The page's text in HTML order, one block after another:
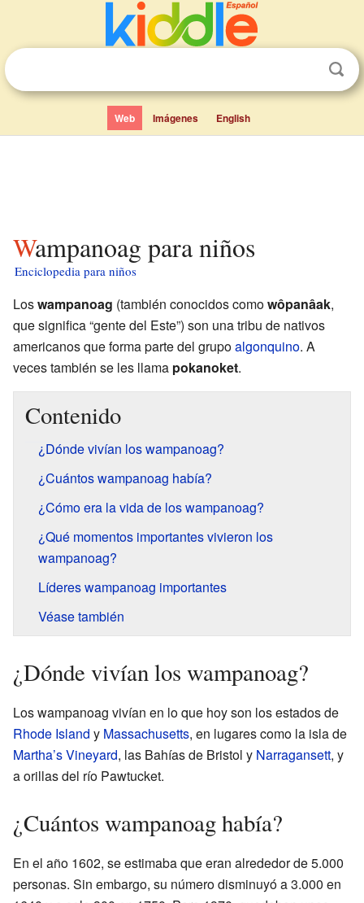
Web Imágenes English
Wampanoag para niños
Enciclopedia para niños
Loswampanoag (también conocidos comowôpanâak,
que significa “gente del Este”) son una tribu de nativos
americanos que forma parte del grupoalgonquino. A
veces también se les llama pokanoket.
Contenido
¿Dónde vivían los wampanoag?
¿Cuántos wampanoag había?
¿Cómo era la vida de los wampanoag?
¿Qué momentos importantes vivieron los
wampanoag?
Líderes wampanoag importantes
Véase también
¿Dónde vivían los wampanoag?
Los wampanoag vivían en lo que hoy son los estados de
Rhode Island y Massachusetts, en lugares como la isla de
Martha’s Vineyard, las Bahías de Bristol y Narragansett, y
a orillas del río Pawtucket.
¿Cuántos wampanoag había?
En el año 1602, se estimaba que eran alrededor de 5.000
personas. Sin embargo, su número disminuyó a 3.000 en